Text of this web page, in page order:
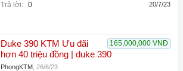
Trả lời: 0 20/7/23
165,000,000 VNĐ
Duke 390 KTM Ưu đãi
hơn 40 triệu đồng | duke 390
PhongKTM 26/6/23